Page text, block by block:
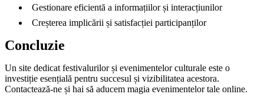
Gestionare eficientă a informațiilor și interacțiunilor
Creșterea implicării și satisfacției participanților
Concluzie
Un site dedicat festivalurilor și evenimentelor culturale este o
investiție esențială pentru succesul și vizibilitatea acestora.
Contactează-ne și hai să aducem magia evenimentelor tale online.